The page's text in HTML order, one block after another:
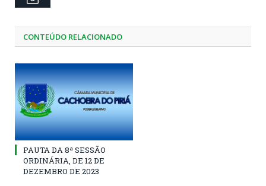
CONTEÚDO RELACIONADO
PAUTA DA 8ª SESSÃO
ORDINÁRIA, DE 12 DE
DEZEMBRO DE 2023